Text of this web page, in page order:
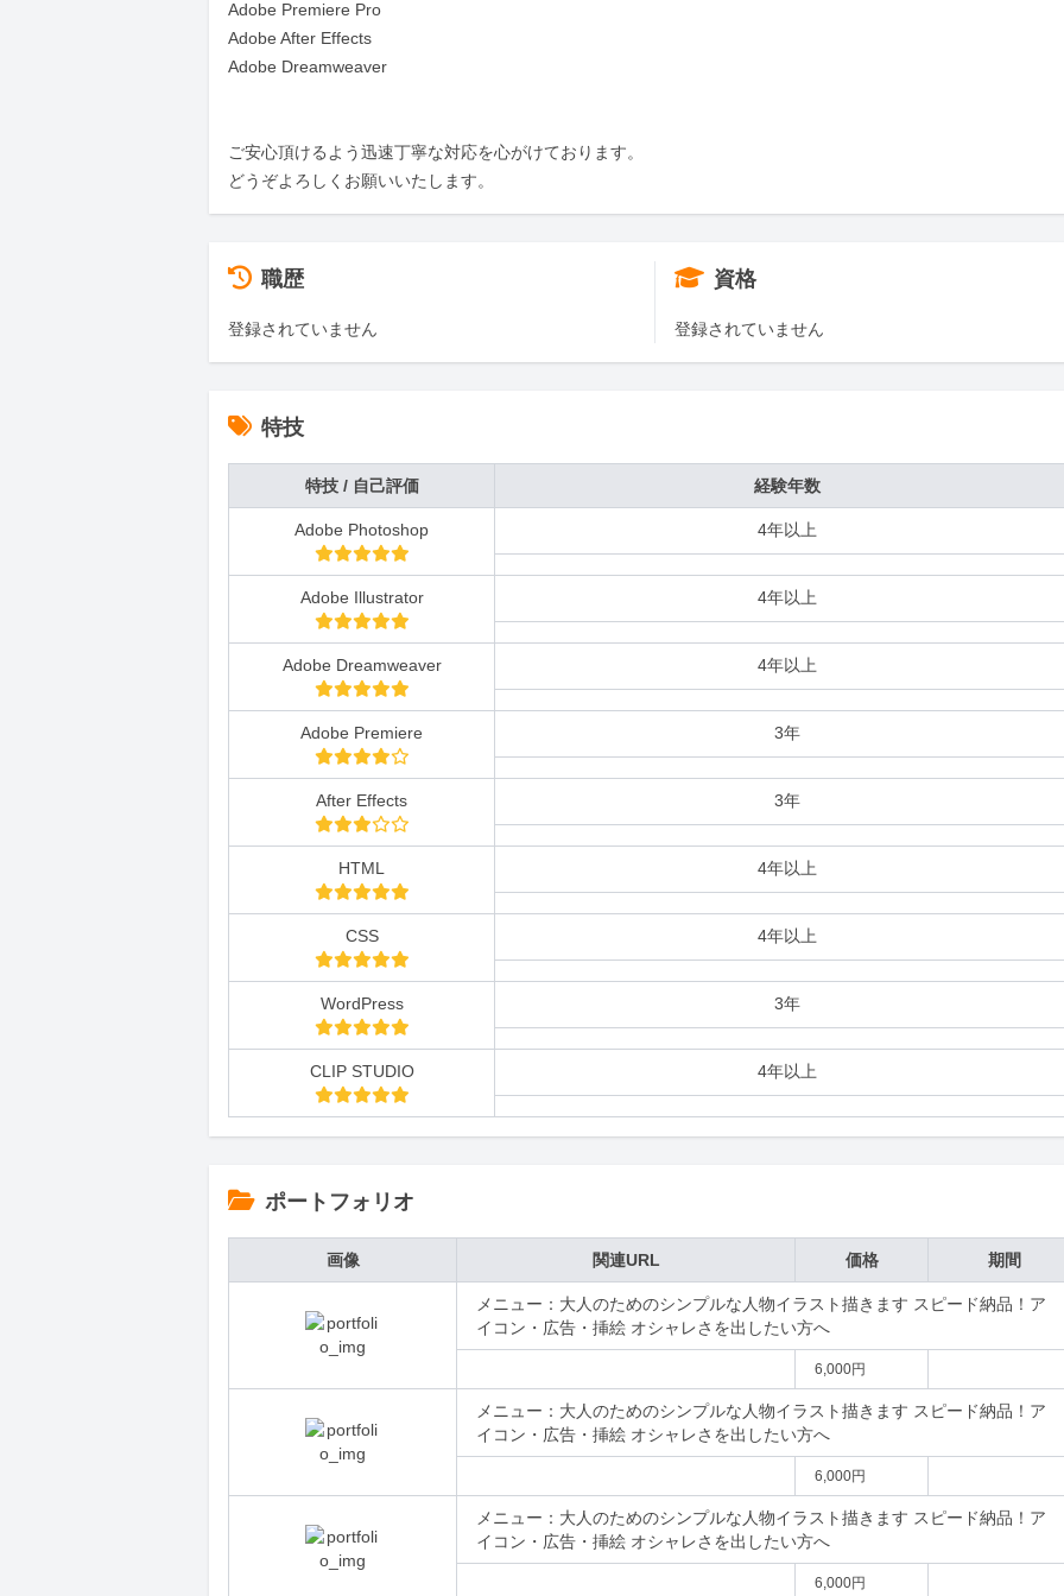
Adobe Premiere Pro
Adobe After Effects
Adobe Dreamweaver
ご安心頂けるよう迅速丁寧な対応を心がけております。
どうぞよろしくお願いいたします。
職歴
登録されていません
資格
登録されていません
特技
特技 / 自己評価 経験年数
Adobe Photoshop 4年以上
Adobe Illustrator 4年以上
Adobe Dreamweaver 4年以上
Adobe Premiere 3年
After Effects 3年
HTML 4年以上
CSS 4年以上
WordPress 3年
CLIP STUDIO 4年以上
ポートフォリオ
画像 関連URL 価格 期間
メニュー：大人のためのシンプルな人物イラスト描きます スピード納品！ア
イコン・広告・挿絵 オシャレさを出したい方へ
6,000円
メニュー：大人のためのシンプルな人物イラスト描きます スピード納品！ア
イコン・広告・挿絵 オシャレさを出したい方へ
6,000円
メニュー：大人のためのシンプルな人物イラスト描きます スピード納品！ア
イコン・広告・挿絵 オシャレさを出したい方へ
6,000円